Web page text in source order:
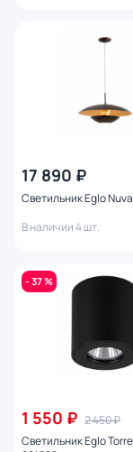
17 890 ₽
Светильник Eglo
В наличии 4 шт.
- 37 %
1 550 ₽ 2 450 ₽
Светильник Eglo